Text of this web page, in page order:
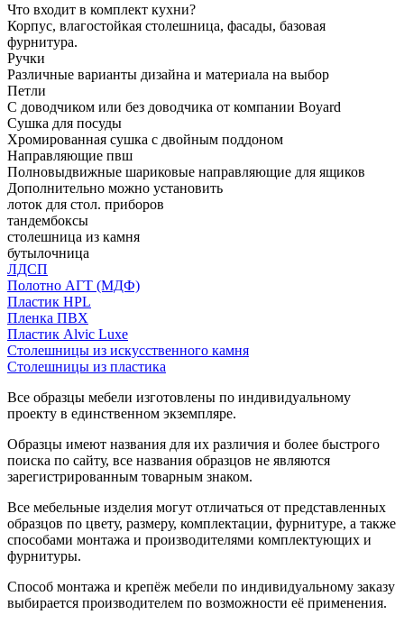
Что входит в комплект кухни?
Корпус, влагостойкая столешница, фасады, базовая
фурнитура.
Ручки
Различные варианты дизайна и материала на выбор
Петли
С доводчиком или без доводчика от компании Boyard
Сушка для посуды
Хромированная сушка с двойным поддоном
Направляющие пвш
Полновыдвижные шариковые направляющие для ящиков
Дополнительно можно установить
лоток для стол. приборов
тандембоксы
столешница из камня
бутылочница
ЛДСП
Полотно АГТ (МДФ)
Пластик HPL
Пленка ПВХ
Пластик Alvic Luxe
Столешницы из искусственного камня
Столешницы из пластика
Все образцы мебели изготовлены по индивидуальному
проекту в единственном экземпляре.
Образцы имеют названия для их различия и более быстрого
поиска по сайту, все названия образцов не являются
зарегистрированным товарным знаком.
Все мебельные изделия могут отличаться от представленных
образцов по цвету, размеру, комплектации, фурнитуре, а также
способами монтажа и производителями комплектующих и
фурнитуры.
Способ монтажа и крепёж мебели по индивидуальному заказу
выбирается производителем по возможности её применения.